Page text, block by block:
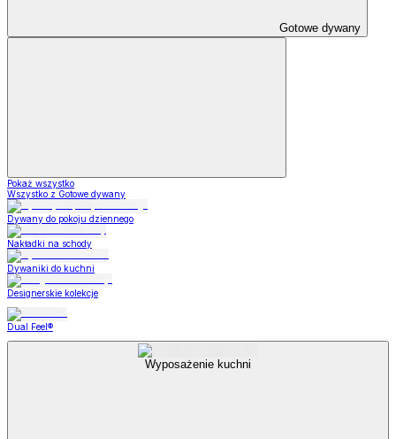
Gotowe dywany
Pokaż wszystko
Wszystko z Gotowe dywany
Dywany do pokoju dziennego
Nakładki na schody
Dywaniki do kuchni
Designerskie kolekcje
Dual Feel®
Wyposażenie kuchni